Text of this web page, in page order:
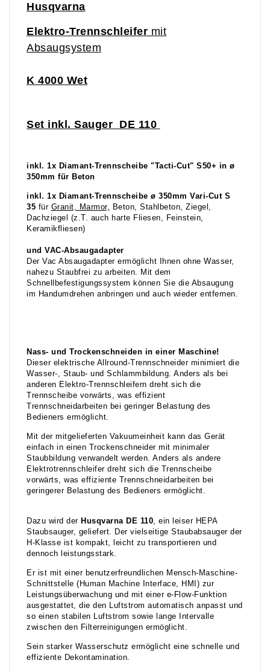
Husqvarna
Elektro-Trennschleifer mit
Absaugsystem
K 4000 Wet
Set inkl. Sauger DE 110
inkl. 1x Diamant-Trennscheibe "Tacti-Cut" S50+ in ø
350mm für Beton
inkl. 1x Diamant-Trennscheibe ø 350mm Vari-Cut S
35 für Granit, Marmor, Beton, Stahlbeton, Ziegel,
Dachziegel (z.T. auch harte Fliesen, Feinstein,
Keramikfliesen)
und VAC-Absaugadapter
Der Vac Absaugadapter ermöglicht Ihnen ohne Wasser,
nahezu Staubfrei zu arbeiten. Mit dem
Schnellbefestigungssystem können Sie die Absaugung
im Handumdrehen anbringen und auch wieder entfernen.
Nass- und Trockenschneiden in einer Maschine!
Dieser elektrische Allround-Trennschneider minimiert die
Wasser-, Staub- und Schlammbildung. Anders als bei
anderen Elektro-Trennschleifern dreht sich die
Trennscheibe vorwärts, was effizient
Trennschneidarbeiten bei geringer Belastung des
Bedieners ermöglicht.
Mit der mitgelieferten Vakuumeinheit kann das Gerät
einfach in einen Trockenschneider mit minimaler
Staubbildung verwandelt werden. Anders als andere
Elektrotrennschleifer dreht sich die Trennscheibe
vorwärts, was effiziente Trennschneidarbeiten bei
geringerer Belastung des Bedieners ermöglicht.
Dazu wird der Husqvarna DE 110, ein leiser HEPA
Staubsauger, geliefert. Der vielseitige Staubabsauger der
H-Klasse ist kompakt, leicht zu transportieren und
dennoch leistungsstark.
Er ist mit einer benutzerfreundlichen Mensch-Maschine-
Schnittstelle (Human Machine Interface, HMI) zur
Leistungsüberwachung und mit einer e-Flow-Funktion
ausgestattet, die den Luftstrom automatisch anpasst und
so einen stabilen Luftstrom sowie lange Intervalle
zwischen den Filterreinigungen ermöglicht.
Sein starker Wasserschutz ermöglicht eine schnelle und
effiziente Dekontamination.